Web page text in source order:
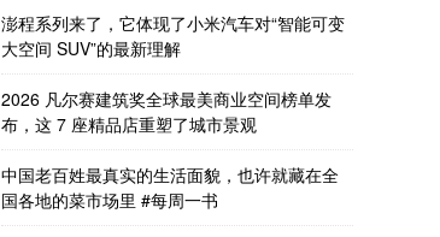
澎程系列来了，它体现了小米汽车对“智能可变
大空间 SUV”的最新理解
2026 凡尔赛建筑奖全球最美商业空间榜单发
布，这 7 座精品店重塑了城市景观
中国老百姓最真实的生活面貌，也许就藏在全
国各地的菜市场里 #每周一书